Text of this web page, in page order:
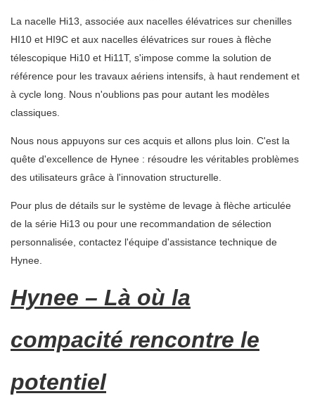
La nacelle Hi13, associée aux nacelles élévatrices sur chenilles
HI10 et HI9C et aux nacelles élévatrices sur roues à flèche
télescopique Hi10 et Hi11T, s'impose comme la solution de
référence pour les travaux aériens intensifs, à haut rendement et
à cycle long. Nous n'oublions pas pour autant les modèles
classiques.
Nous nous appuyons sur ces acquis et allons plus loin. C'est la
quête d'excellence de Hynee : résoudre les véritables problèmes
des utilisateurs grâce à l'innovation structurelle.
Pour plus de détails sur le système de levage à flèche articulée
de la série Hi13 ou pour une recommandation de sélection
personnalisée, contactez l'équipe d'assistance technique de
Hynee.
Hynee – Là où la
compacité rencontre le
potentiel